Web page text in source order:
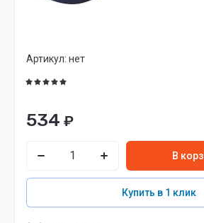
Артикул: нет
534 ₽
В
Купить в 1 клик